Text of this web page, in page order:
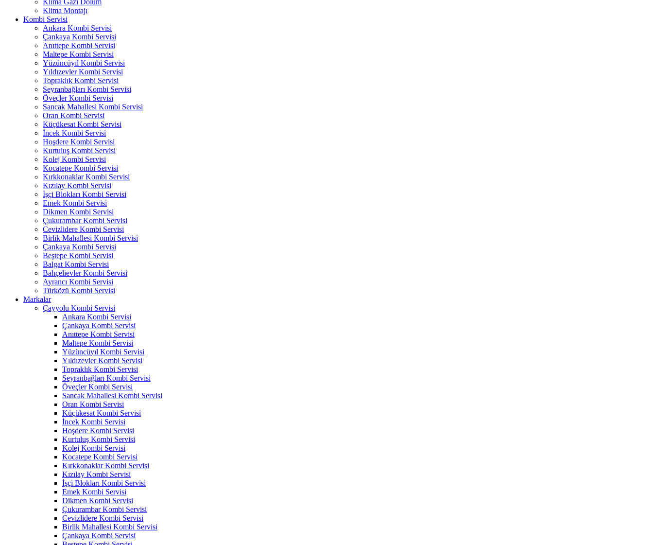
Klima Gazı Dolum
Klima Montajı
Kombi Servisi
Ankara Kombi Servisi
Çankaya Kombi Servisi
Anıttepe Kombi Servisi
Maltepe Kombi Servisi
Yüzüncüyıl Kombi Servisi
Yıldızevler Kombi Servisi
Topraklık Kombi Servisi
Seyranbağları Kombi Servisi
Öveçler Kombi Servisi
Sancak Mahallesi Kombi Servisi
Oran Kombi Servisi
Küçükesat Kombi Servisi
İncek Kombi Servisi
Hoşdere Kombi Servisi
Kurtuluş Kombi Servisi
Kolej Kombi Servisi
Kocatepe Kombi Servisi
Kırkkonaklar Kombi Servisi
Kızılay Kombi Servisi
İşçi Blokları Kombi Servisi
Emek Kombi Servisi
Dikmen Kombi Servisi
Çukurambar Kombi Servisi
Cevizlidere Kombi Servisi
Birlik Mahallesi Kombi Servisi
Çankaya Kombi Servisi
Beştepe Kombi Servisi
Balgat Kombi Servisi
Bahçelievler Kombi Servisi
Ayrancı Kombi Servisi
Türközü Kombi Servisi
Markalar
Çayyolu Kombi Servisi
Ankara Kombi Servisi
Çankaya Kombi Servisi
Anıttepe Kombi Servisi
Maltepe Kombi Servisi
Yüzüncüyıl Kombi Servisi
Yıldızevler Kombi Servisi
Topraklık Kombi Servisi
Seyranbağları Kombi Servisi
Öveçler Kombi Servisi
Sancak Mahallesi Kombi Servisi
Oran Kombi Servisi
Küçükesat Kombi Servisi
İncek Kombi Servisi
Hoşdere Kombi Servisi
Kurtuluş Kombi Servisi
Kolej Kombi Servisi
Kocatepe Kombi Servisi
Kırkkonaklar Kombi Servisi
Kızılay Kombi Servisi
İşçi Blokları Kombi Servisi
Emek Kombi Servisi
Dikmen Kombi Servisi
Çukurambar Kombi Servisi
Cevizlidere Kombi Servisi
Birlik Mahallesi Kombi Servisi
Çankaya Kombi Servisi